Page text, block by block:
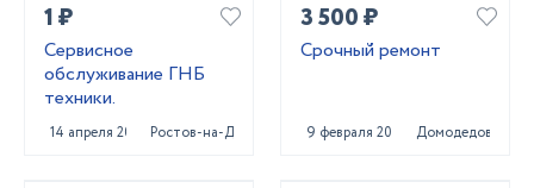
1 ₽
Сервисное
обслуживание ГНБ
техники.
14 апреля 2022 Ростов-на-Дону
3 500 ₽
Срочный ремонт
9 февраля 2021 Домодедово